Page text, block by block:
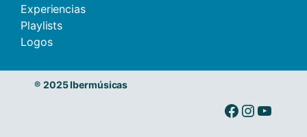
Experiencias
Playlists
Logos
® 2025 Ibermúsicas
Ibermusicas en Facebook Ibermusicas en Instagram Ibermusicas en Youtube